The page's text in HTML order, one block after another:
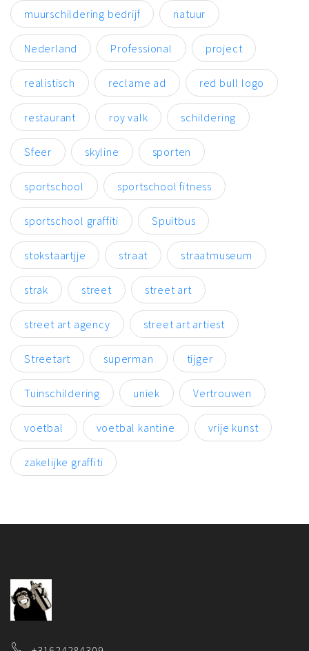
muurschildering bedrijf natuur
Nederland Professional project
realistisch reclame ad red bull logo
restaurant roy valk schildering
Sfeer skyline sporten
sportschool sportschool fitness
sportschool graffiti Spuitbus
stokstaartjje straat straatmuseum
strak street street art
street art agency street art artiest
Streetart superman tijger
Tuinschildering uniek Vertrouwen
voetbal voetbal kantine vrije kunst
zakelijke graffiti